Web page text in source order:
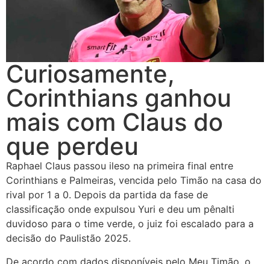
Curiosamente,
Corinthians ganhou
mais com Claus do
que perdeu
Raphael Claus passou ileso na primeira final entre
Corinthians e Palmeiras, vencida pelo Timão na casa do
rival por 1 a 0. Depois da partida da fase de
classificação onde expulsou Yuri e deu um pênalti
duvidoso para o time verde, o juiz foi escalado para a
decisão do Paulistão 2025.
De acordo com dados disponíveis pelo Meu Timão, o